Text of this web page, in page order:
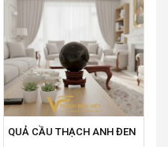
QUẢ CẦU THẠCH ANH ĐEN